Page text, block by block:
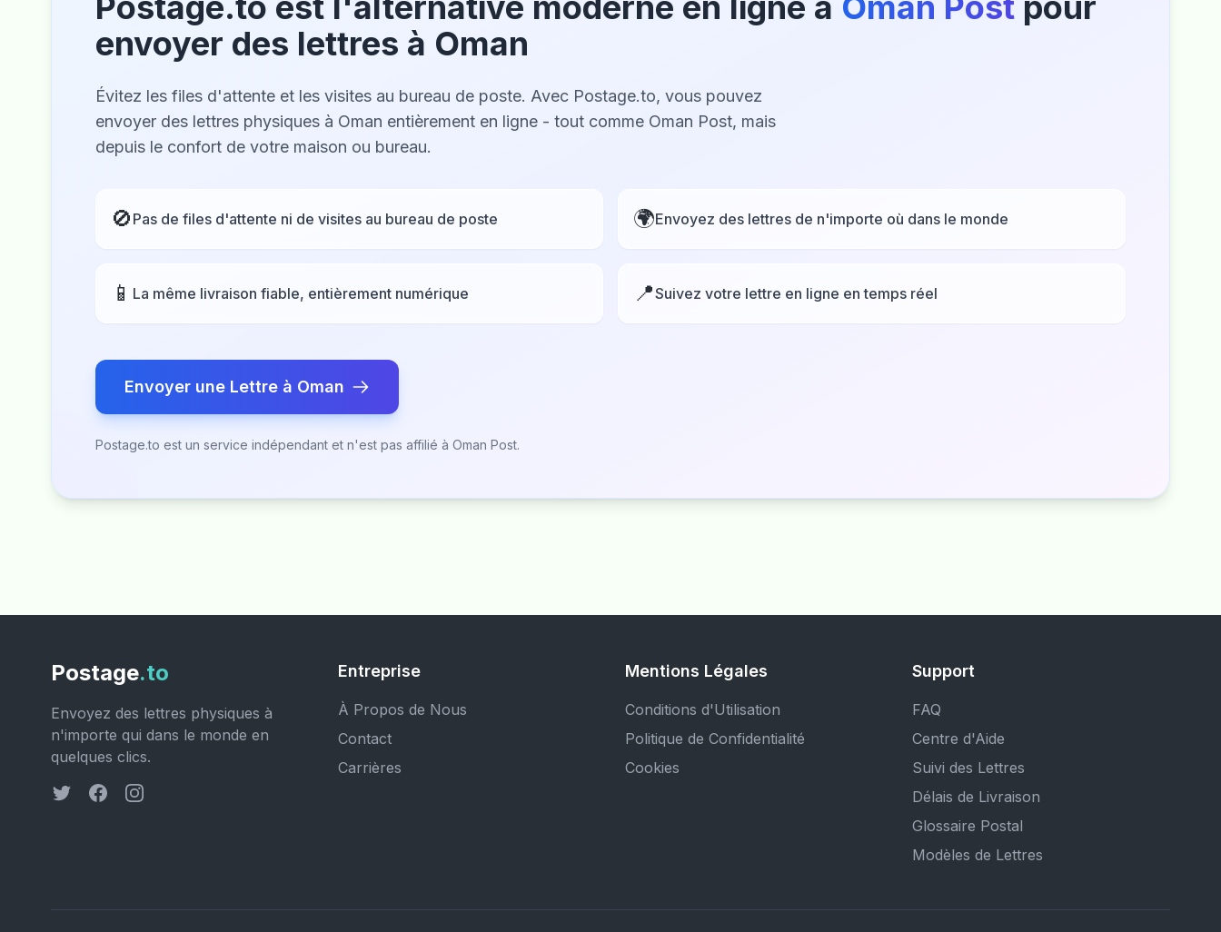
envoyer des lettres à Oman
Évitez les files d'attente et les visites au bureau de poste. Avec Postage.to, vous pouvez
envoyer des lettres physiques à Oman entièrement en ligne - tout comme Oman Post, mais
depuis le confort de votre maison ou bureau.
🚫 Pas de files d'attente ni de visites au bureau de poste 🌍Envoyez des lettres de n'importe où dans le monde
📱 La même livraison fiable, entièrement numérique 📍Suivez votre lettre en ligne en temps réel
Envoyer une Lettre à Oman
Postage.to est un service indépendant et n'est pas affilié à Oman Post.
Postage.to
Envoyez des lettres physiques à
n'importe qui dans le monde en
quelques clics.
Entreprise
À Propos de Nous
Contact
Carrières
Mentions Légales
Conditions d'Utilisation
Politique de Confidentialité
Cookies
Support
FAQ
Centre d'Aide
Suivi des Lettres
Délais de Livraison
Glossaire Postal
Modèles de Lettres